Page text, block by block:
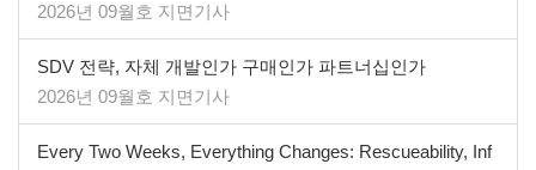
2026년 09월호 지면기사
SDV 전략, 자체 개발인가 구매인가 파트너십인가
2026년 09월호 지면기사
Every Two Weeks, Everything Changes: Rescueability, Inf